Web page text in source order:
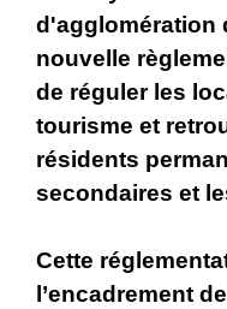
d'agglomération
nouvelle
de réguler les
tourisme et
résidents
secondaires et
Cette
l’encadrement